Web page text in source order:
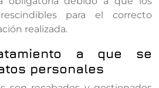
para el correcto
realizada.
a que se
personales